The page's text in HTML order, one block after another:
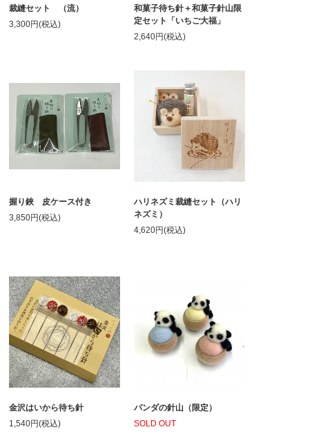
裁縫セット （流）
3,300円(税込)
和菓子待ち針＋和菓子針山限
定セット「いちご大福」
2,640円(税込)
握り鋏 皮ケース付き
3,850円(税込)
ハリネズミ裁縫セット（ハリ
ネズミ）
4,620円(税込)
金沢はいから待ち針
1,540円(税込)
パンダの針山（限定）
SOLD OUT